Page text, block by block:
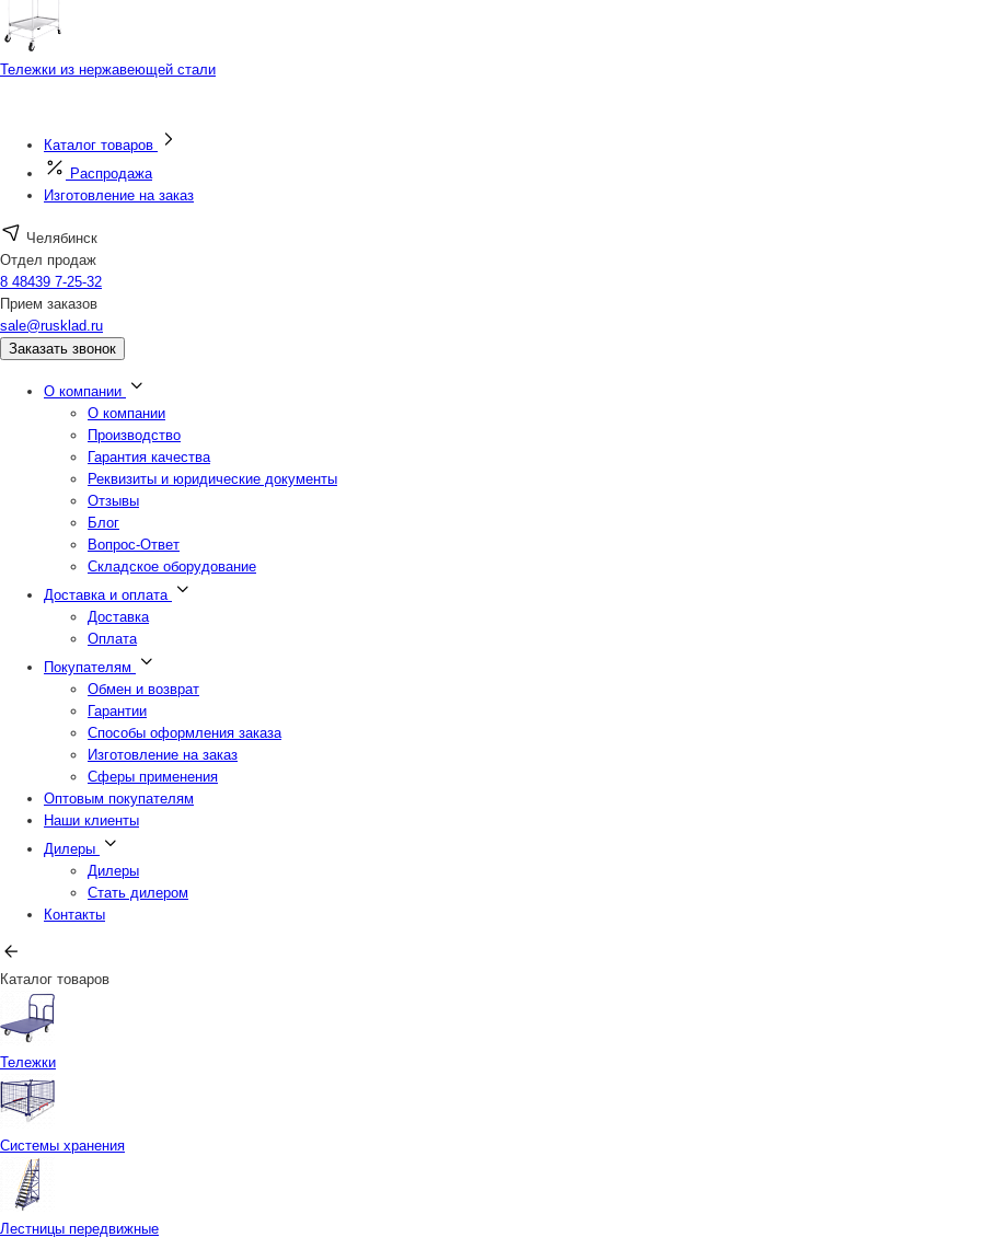
Тележки из нержавеющей стали
Каталог товаров
Распродажа
Изготовление на заказ
Челябинск
Отдел продаж
8 48439 7-25-32
Прием заказов
sale@rusklad.ru
Заказать звонок
О компании
О компании
Производство
Гарантия качества
Реквизиты и юридические документы
Отзывы
Блог
Вопрос-Ответ
Складское оборудование
Доставка и оплата
Доставка
Оплата
Покупателям
Обмен и возврат
Гарантии
Способы оформления заказа
Изготовление на заказ
Сферы применения
Оптовым покупателям
Наши клиенты
Дилеры
Дилеры
Стать дилером
Контакты
Каталог товаров
Тележки
Системы хранения
Лестницы передвижные